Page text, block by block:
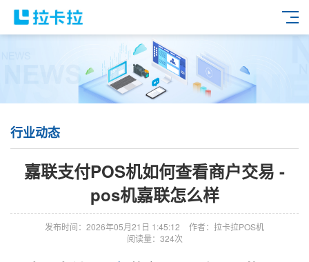
行业动态
嘉联支付POS机如何查看商户交易 -
pos机嘉联怎么样
发布时间：2026年05月21日 1:45:12
作者：拉卡拉POS机
阅读量：324次